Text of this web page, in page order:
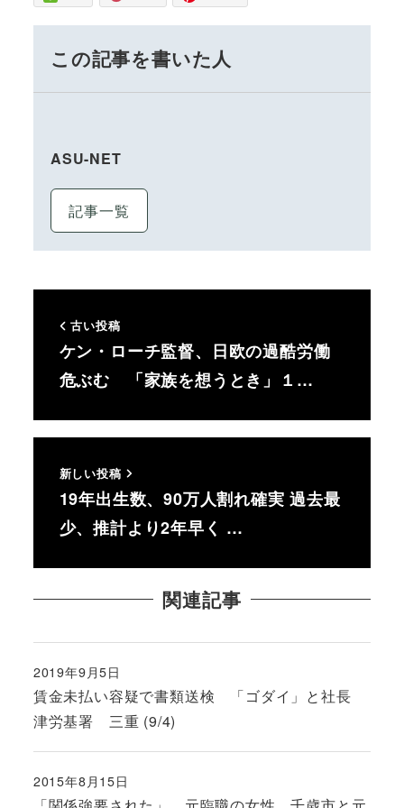
この記事を書いた人
ASU-NET
記事一覧
古い投稿
ケン・ローチ監督、日欧の過酷労働
危ぶむ 「家族を想うとき」１…
新しい投稿
19年出生数、90万人割れ確実 過去最
少、推計より2年早く …
関連記事
賃金未払い容疑で書類送検 「ゴダイ」と社長
津労基署 三重 (9/4)
投稿日
2019年9月5日
投稿日
2015年8月15日